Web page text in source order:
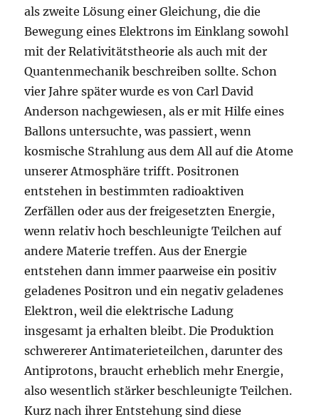
als zweite Lösung einer Gleichung, die die
Bewegung eines Elektrons im Einklang sowohl
mit der Relativitätstheorie als auch mit der
Quantenmechanik beschreiben sollte. Schon
vier Jahre später wurde es von Carl David
Anderson nachgewiesen, als er mit Hilfe eines
Ballons untersuchte, was passiert, wenn
kosmische Strahlung aus dem All auf die Atome
unserer Atmosphäre trifft. Positronen
entstehen in bestimmten radioaktiven
Zerfällen oder aus der freigesetzten Energie,
wenn relativ hoch beschleunigte Teilchen auf
andere Materie treffen. Aus der Energie
entstehen dann immer paarweise ein positiv
geladenes Positron und ein negativ geladenes
Elektron, weil die elektrische Ladung
insgesamt ja erhalten bleibt. Die Produktion
schwererer Antimaterieteilchen, darunter des
Antiprotons, braucht erheblich mehr Energie,
also wesentlich stärker beschleunigte Teilchen.
Kurz nach ihrer Entstehung sind diese